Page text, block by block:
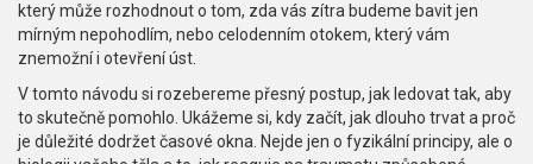
který může rozhodnout o tom, zda vás zítra budeme bavit jen
mírným nepohodlím, nebo celodenním otokem, který vám
znemožní i otevření úst.
V tomto návodu si rozebereme přesný postup, jak ledovat tak, aby
to skutečně pomohlo. Ukážeme si, kdy začít, jak dlouho trvat a proč
je důležité dodržet časové okna. Nejde jen o fyzikální principy, ale o